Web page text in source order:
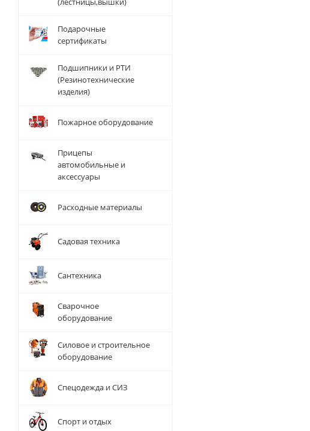
Подарочные
сертификаты
Подшипники и РТИ
(Резинотехнические
изделия)
Пожарное оборудование
Прицепы
автомобильные и
аксессуары
Расходные материалы
Садовая техника
Сантехника
Сварочное
оборудование
Силовое и строительное
оборудование
Спецодежда и СИЗ
Спорт и отдых